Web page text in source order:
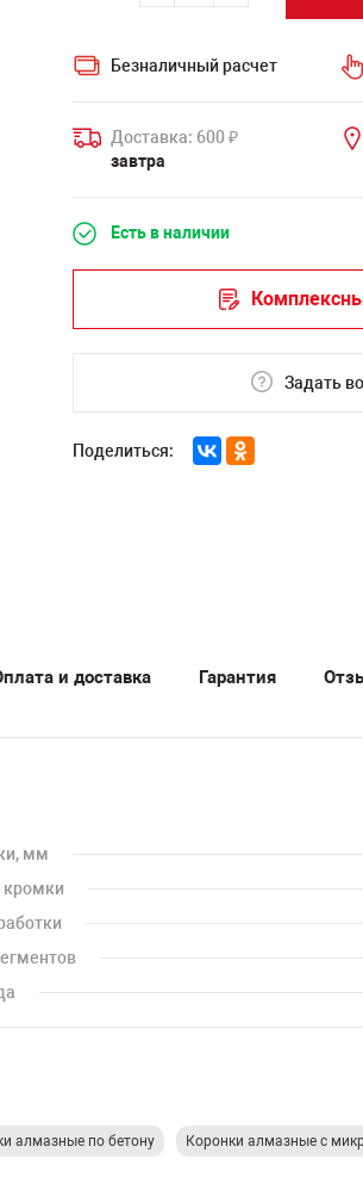
Безналичный расчет
Доставка: 600 ₽
завтра
Есть в наличии
Задать
Поделиться:
и доставка Гарантия
мм
алмазные по бетону Коронки алмазные с